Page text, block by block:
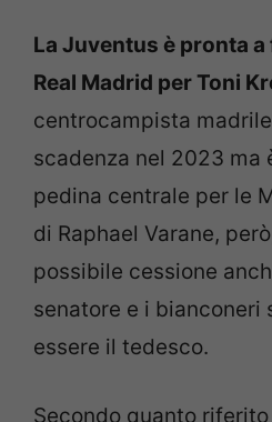
La Juventus è pronta a
Real Madrid per Toni
centrocampista
scadenza nel 2023 ma
pedina centrale per le
di Raphael Varane,
possibile cessione
senatore e i bianconeri
essere il tedesco.
Secondo quanto riferito